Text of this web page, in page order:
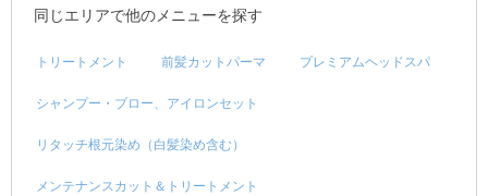
同じエリアで他のメニューを探す
トリートメント 前髪カットパーマ プレミアムヘッドスパ
シャンプー・ブロー、アイロンセット
リタッチ根元染め（白髪染め含む）
メンテナンスカット＆トリートメント